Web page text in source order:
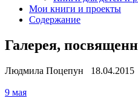
Мои книги и проекты
Содержание
Галерея,
Людмила Поцепун 18.04.2015
9 мая